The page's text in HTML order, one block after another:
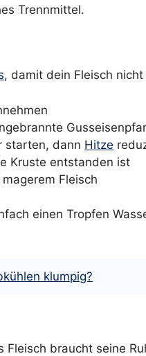
Trennmittel.
, damit dein Fleisch
starten, dann Hitze
Kruste entstanden ist
Fleisch
einen Tropfen
klumpig?
braucht seine